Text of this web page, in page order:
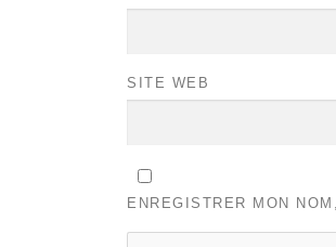
SITE WEB
ENREGISTRER MON